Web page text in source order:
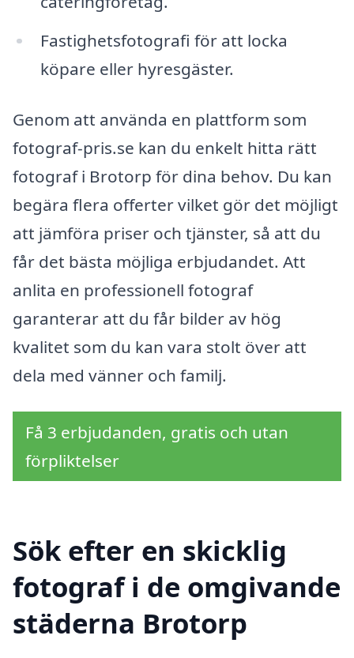
Fastighetsfotografi för att locka
köpare eller hyresgäster.
Genom att använda en plattform som
fotograf-pris.se kan du enkelt hitta rätt
fotograf i Brotorp för dina behov. Du kan
begära flera offerter vilket gör det möjligt
att jämföra priser och tjänster, så att du
får det bästa möjliga erbjudandet. Att
anlita en professionell fotograf
garanterar att du får bilder av hög
kvalitet som du kan vara stolt över att
dela med vänner och familj.
Få 3 erbjudanden, gratis och utan
förpliktelser
Sök efter en skicklig
fotograf i de omgivande
städerna Brotorp